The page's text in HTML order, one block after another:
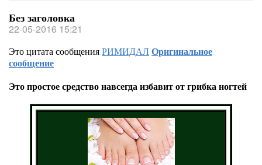
Без заголовка
22-05-2016 15:21
Это цитата сообщенияРИМИДАЛОригинальное
сообщение
Это простое средство навсегда избавит от грибка ногтей